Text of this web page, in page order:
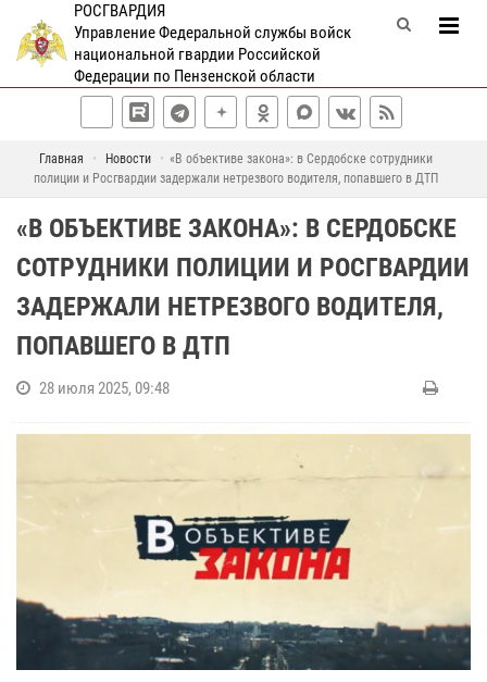
РОСГВАРДИЯ
Управление Федеральной службы войск
национальной гвардии Российской
Федерации по Пензенской области
Главная Новости
«В объективе закона»: в Сердобске сотрудники
полиции и Росгвардии задержали нетрезвого водителя, попавшего в ДТП
«В ОБЪЕКТИВЕ ЗАКОНА»: В СЕРДОБСКЕ
СОТРУДНИКИ ПОЛИЦИИ И РОСГВАРДИИ
ЗАДЕРЖАЛИ НЕТРЕЗВОГО ВОДИТЕЛЯ,
ПОПАВШЕГО В ДТП
28 июля 2025, 09:48